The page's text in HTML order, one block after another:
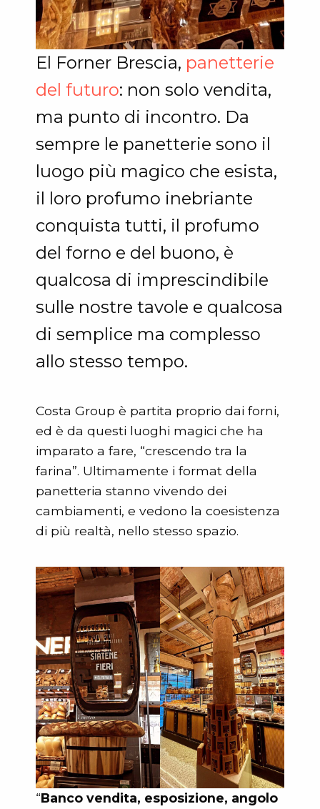
El Forner Brescia, panetterie
del futuro: non solo vendita,
ma punto di incontro. Da
sempre le panetterie sono il
luogo più magico che esista,
il loro profumo inebriante
conquista tutti, il profumo
del forno e del buono, è
qualcosa di imprescindibile
sulle nostre tavole e qualcosa
di semplice ma complesso
allo stesso tempo.
Costa Group è partita proprio dai forni,
ed è da questi luoghi magici che ha
imparato a fare, “crescendo tra la
farina”. Ultimamente i format della
panetteria stanno vivendo dei
cambiamenti, e vedono la coesistenza
di più realtà, nello stesso spazio.
“Banco vendita, esposizione, angolo